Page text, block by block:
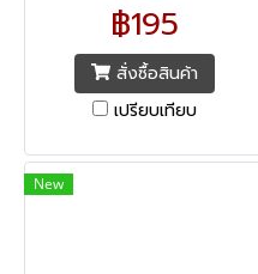
฿195
สั่งซื้อสินค้า
เปรียบเทียบ
New